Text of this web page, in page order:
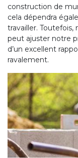
construction de
cela dépendra
travailler.
peut ajuster notre
d’un excellent
ravalement.